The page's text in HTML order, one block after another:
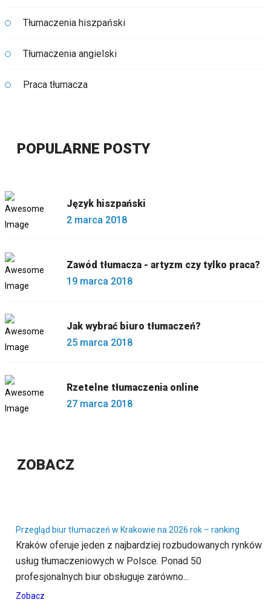
Tłumaczenia hiszpański
Tłumaczenia angielski
Praca tłumacza
POPULARNE POSTY
Język hiszpański
2 marca 2018
Zawód tłumacza - artyzm czy tylko praca?
19 marca 2018
Jak wybrać biuro tłumaczeń?
25 marca 2018
Rzetelne tłumaczenia online
27 marca 2018
ZOBACZ
Przegląd biur tłumaczeń w Krakowie na 2026 rok – ranking
Kraków oferuje jeden z najbardziej rozbudowanych rynków
usług tłumaczeniowych w Polsce. Ponad 50
profesjonalnych biur obsługuje zarówno...
Zobacz